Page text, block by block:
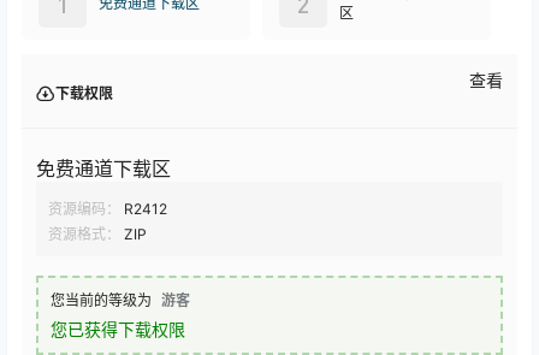
区
下载权限
查看
免费通道下载区
资源编码：
R2412
资源格式：
ZIP
您当前的等级为 游客
您已获得下载权限